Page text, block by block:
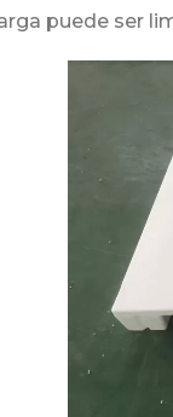
puede ser